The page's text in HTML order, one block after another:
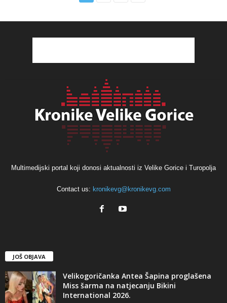
Multimedijski portal koji donosi aktualnosti iz Velike Gorice i Turopolja
Contact us: kronikevg@kronikevg.com
JOŠ OBJAVA
Velikogoričanka Antea Šapina proglašena
Miss šarma na natjecanju Bikini
International 2026.